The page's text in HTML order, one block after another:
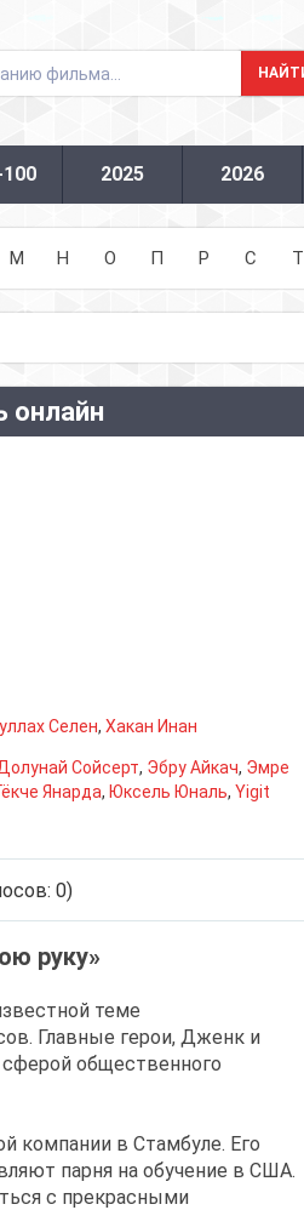
2025 2026
М Н О П Р С Т
онлайн
Селен, Хакан Инан
Сойсерт, Эбру Айкач, Эмре
Янарда, Юксель Юналь, Yigit
0)
руку»
теме
Главные герои, Дженк и
общественного
компании в Стамбуле. Его
парня на обучение в США.
с прекрасными